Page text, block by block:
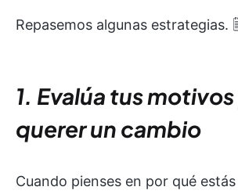
Repasemos algunas estrategias.
1. Evalúa tus
querer un cambio
Cuando pienses en por qué